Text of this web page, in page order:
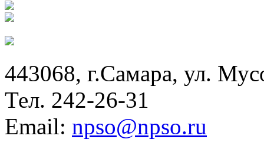
443068, г.Самара, ул.
Тел. 242-26-31
Email: npso@npso.ru